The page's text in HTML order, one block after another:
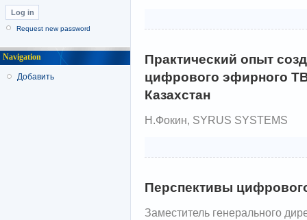
Практический опыт
цифрового эфирного
Казахстан
Н.Фокин, SYRUS SYSTEMS
Перспективы
Заместитель генерального
Request new password
Navigation
Добавить